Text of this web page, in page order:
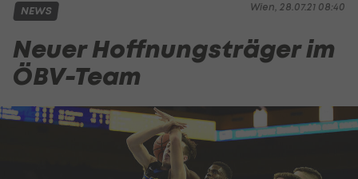
Wien, 28.07.21 08:40
NEWS
Neuer Hoffnungsträger im
ÖBV-Team